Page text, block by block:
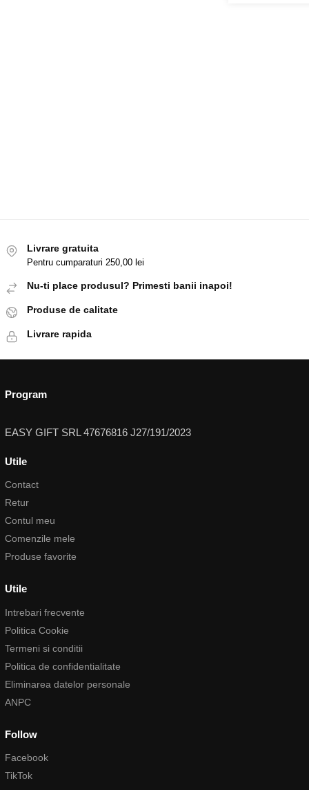
Livrare gratuita
Pentru cumparaturi 250,00 lei
Nu-ti place produsul? Primesti banii inapoi!
Produse de calitate
Livrare rapida
Program
EASY GIFT SRL 47676816 J27/191/2023
Utile
Contact
Retur
Contul meu
Comenzile mele
Produse favorite
Utile
Intrebari frecvente
Politica Cookie
Termeni si conditii
Politica de confidentialitate
Eliminarea datelor personale
ANPC
Follow
Facebook
TikTok